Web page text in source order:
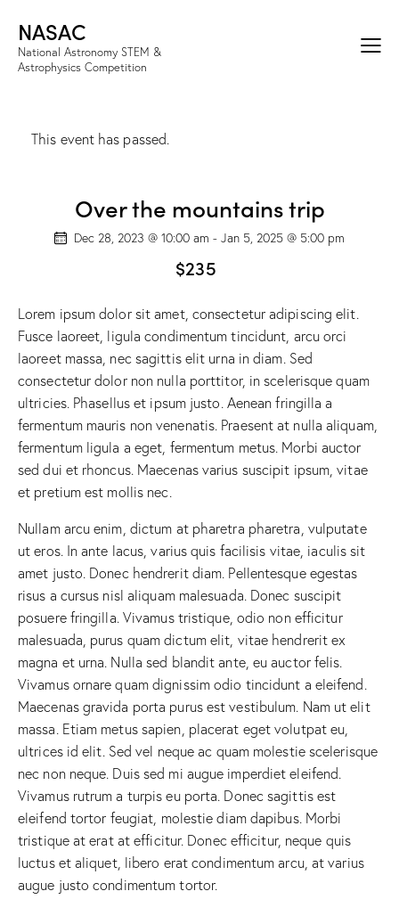
NASAC
National Astronomy STEM &
Astrophysics Competition
This event has passed.
Over the mountains trip
Dec 28, 2023 @ 10:00 am - Jan 5, 2025 @ 5:00 pm
$235
Lorem ipsum dolor sit amet, consectetur adipiscing elit.
Fusce laoreet, ligula condimentum tincidunt, arcu orci
laoreet massa, nec sagittis elit urna in diam. Sed
consectetur dolor non nulla porttitor, in scelerisque quam
ultricies. Phasellus et ipsum justo. Aenean fringilla a
fermentum mauris non venenatis. Praesent at nulla aliquam,
fermentum ligula a eget, fermentum metus. Morbi auctor
sed dui et rhoncus. Maecenas varius suscipit ipsum, vitae
et pretium est mollis nec.
Nullam arcu enim, dictum at pharetra pharetra, vulputate
ut eros. In ante lacus, varius quis facilisis vitae, iaculis sit
amet justo. Donec hendrerit diam. Pellentesque egestas
risus a cursus nisl aliquam malesuada. Donec suscipit
posuere fringilla. Vivamus tristique, odio non efficitur
malesuada, purus quam dictum elit, vitae hendrerit ex
magna et urna. Nulla sed blandit ante, eu auctor felis.
Vivamus ornare quam dignissim odio tincidunt a eleifend.
Maecenas gravida porta purus est vestibulum. Nam ut elit
massa. Etiam metus sapien, placerat eget volutpat eu,
ultrices id elit. Sed vel neque ac quam molestie scelerisque
nec non neque. Duis sed mi augue imperdiet eleifend.
Vivamus rutrum a turpis eu porta. Donec sagittis est
eleifend tortor feugiat, molestie diam dapibus. Morbi
tristique at erat at efficitur. Donec efficitur, neque quis
luctus et aliquet, libero erat condimentum arcu, at varius
augue justo condimentum tortor.